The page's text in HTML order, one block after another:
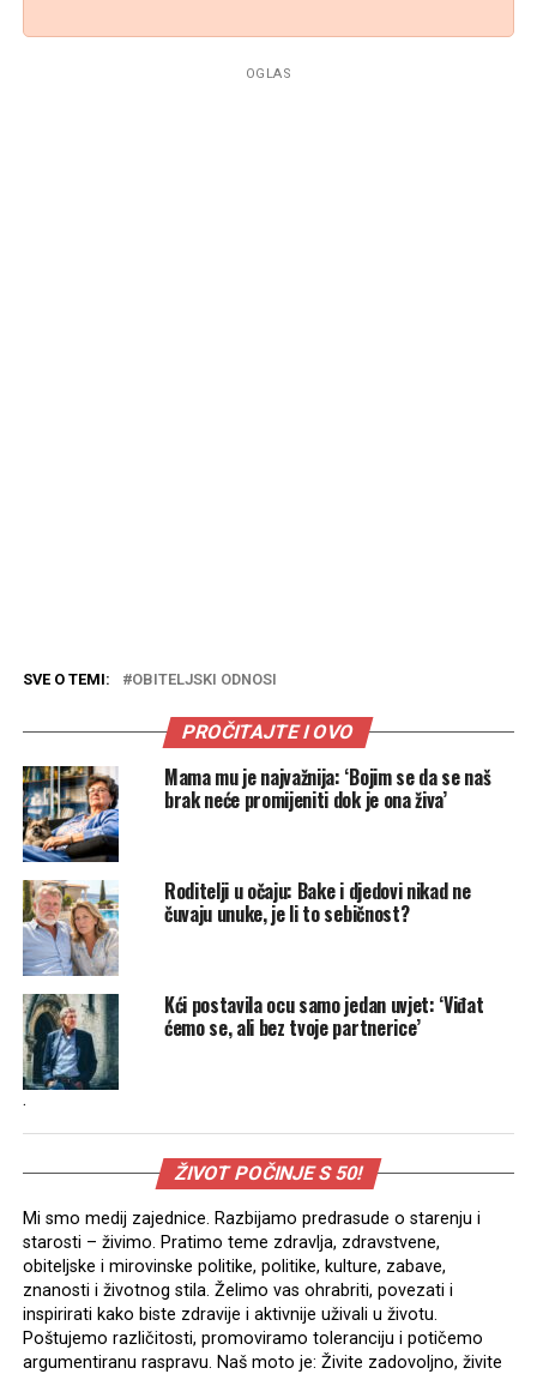
OGLAS
SVE O TEMI: OBITELJSKI ODNOSI
PROČITAJTE I OVO
Mama mu je najvažnija: ‘Bojim se da se naš
brak neće promijeniti dok je ona živa’
Roditelji u očaju: Bake i djedovi nikad ne
čuvaju unuke, je li to sebičnost?
Kći postavila ocu samo jedan uvjet: ‘Viđat
ćemo se, ali bez tvoje partnerice’
.
ŽIVOT POČINJE S 50!
Mi smo medij zajednice. Razbijamo predrasude o starenju i
starosti – živimo. Pratimo teme zdravlja, zdravstvene,
obiteljske i mirovinske politike, politike, kulture, zabave,
znanosti i životnog stila. Želimo vas ohrabriti, povezati i
inspirirati kako biste zdravije i aktivnije uživali u životu.
Poštujemo različitosti, promoviramo toleranciju i potičemo
argumentiranu raspravu. Naš moto je: Živite zadovoljno, živite